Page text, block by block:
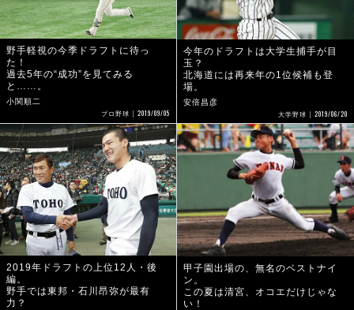
野手軽視の今季ドラフトに待っ
た！
過去5年の“成功”を見てみる
と……。
小関順二
プロ野球 2019/09/05
今年のドラフトは大学生捕手が目
玉？
北海道には再来年の1位候補も登
場。
安倍昌彦
大学野球 2019/06/20
2019年ドラフトの上位12人・後
編。
野手では東邦・石川昂弥が最有
力？
甲子園出場の、無名のベストナイ
ン。
この夏は清宮、オコエだけじゃな
い！